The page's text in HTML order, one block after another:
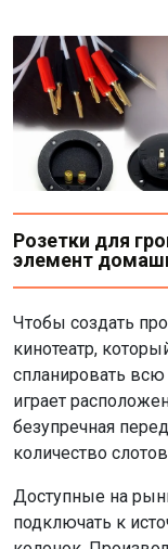
Розетки для
элемент
Чтобы создать
кинотеатр,
спланировать
играет
безупречная
количество
Доступные на
подключать к